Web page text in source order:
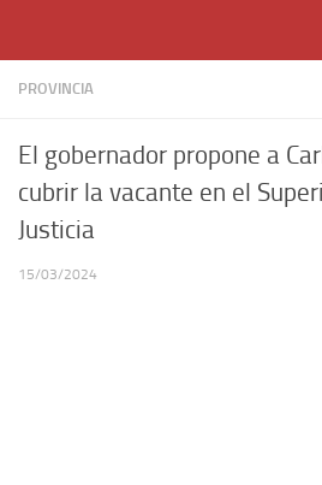
PROVINCIA
El gobernador propone a
cubrir la vacante en el
Justicia
15/03/2024